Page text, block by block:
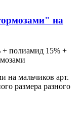
на
+ полиамид 15% +
на мальчиков арт.
размера разного